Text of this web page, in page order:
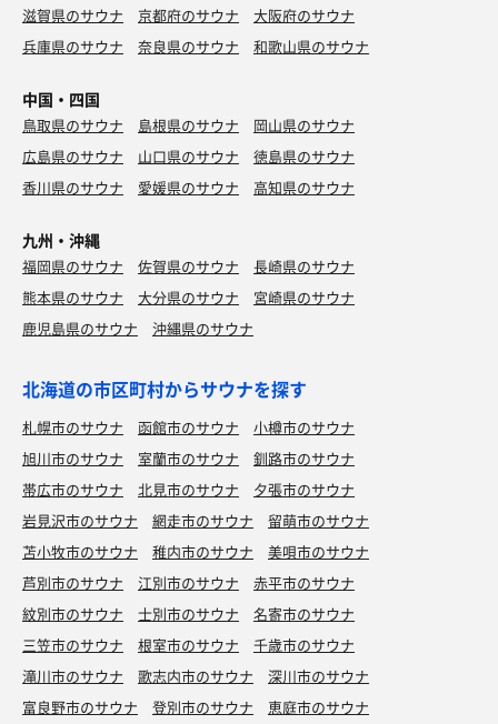
滋賀県のサウナ 京都府のサウナ
大阪府のサウナ
兵庫県のサウナ
奈良県のサウナ 和歌山県のサウナ
中国・四国
鳥取県のサウナ 島根県のサウナ
岡山県のサウナ
広島県のサウナ
山口県のサウナ
徳島県のサウナ
香川県のサウナ
愛媛県のサウナ 高知県のサウナ
九州・沖縄
福岡県のサウナ 佐賀県のサウナ
長崎県のサウナ
熊本県のサウナ
大分県のサウナ
宮崎県のサウナ
鹿児島県のサウナ
沖縄県のサウナ
北海道の市区町村からサウナを探す
札幌市のサウナ 函館市のサウナ
小樽市のサウナ
旭川市のサウナ
室蘭市のサウナ
釧路市のサウナ
帯広市のサウナ
北見市のサウナ
夕張市のサウナ
岩見沢市のサウナ
網走市のサウナ
留萌市のサウナ
苫小牧市のサウナ
稚内市のサウナ
美唄市のサウナ
芦別市のサウナ
江別市のサウナ
赤平市のサウナ
紋別市のサウナ
士別市のサウナ
名寄市のサウナ
三笠市のサウナ
根室市のサウナ
千歳市のサウナ
滝川市のサウナ
歌志内市のサウナ
深川市のサウナ
富良野市のサウナ
登別市のサウナ
恵庭市のサウナ